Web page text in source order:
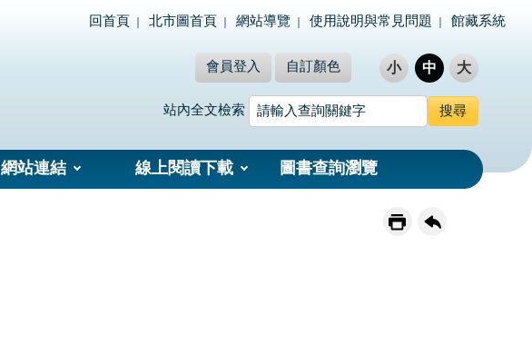
回首頁 北市圖首頁 網站導覽 使用說明與常見問題 館藏系統
會員登入 自訂顏色 小 中 大
站內全文檢索
網站連結 線上閱讀下載 圖書查詢瀏覽